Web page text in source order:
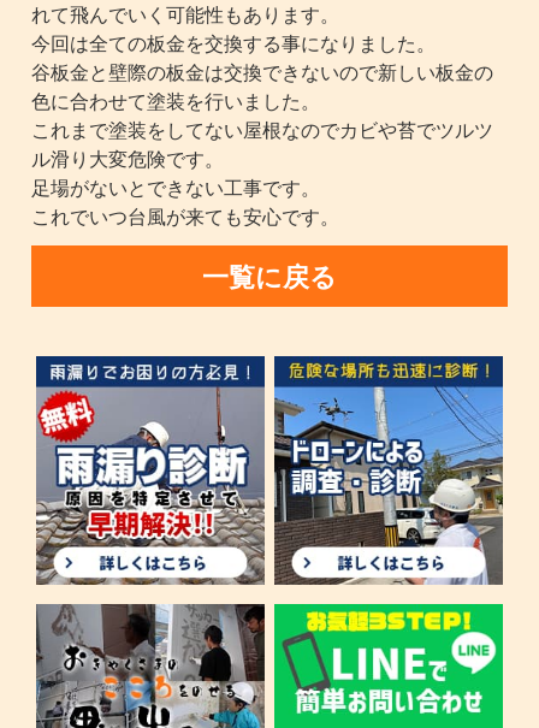
れて飛んでいく可能性もあります。
今回は全ての板金を交換する事になりました。
谷板金と壁際の板金は交換できないので新しい板金の
色に合わせて塗装を行いました。
これまで塗装をしてない屋根なのでカビや苔でツルツ
ル滑り大変危険です。
足場がないとできない工事です。
これでいつ台風が来ても安心です。
一覧に戻る